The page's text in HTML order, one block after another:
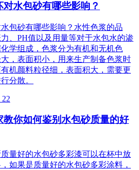
水包砂有哪些影响？
包砂有哪些影响？水性色浆的品
、PH值以及用量等对于水包水的渗
学组成，色浆分为有机和无机色
，表面积小，用来生产制备色浆时
机颜料粒径细，表面积大，需要更
分散。
22
教你如何鉴别水包砂质量的好
量好的水包砂多彩漆可以在杯中放
如果是质量好的水包砂多彩涂料，